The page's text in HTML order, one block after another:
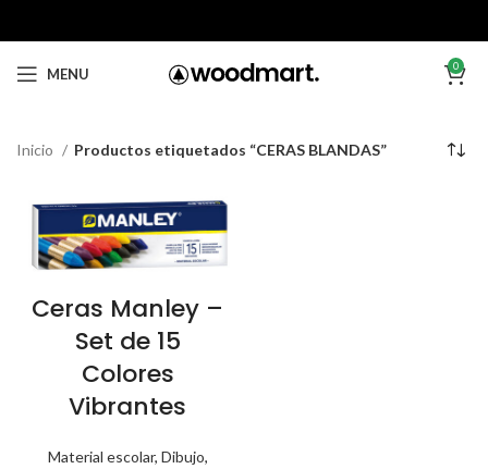
MENU 0
Inicio Productos etiquetados “CERAS BLANDAS”
Ceras Manley –
Set de 15
Colores
Vibrantes
Material escolar, Dibujo,